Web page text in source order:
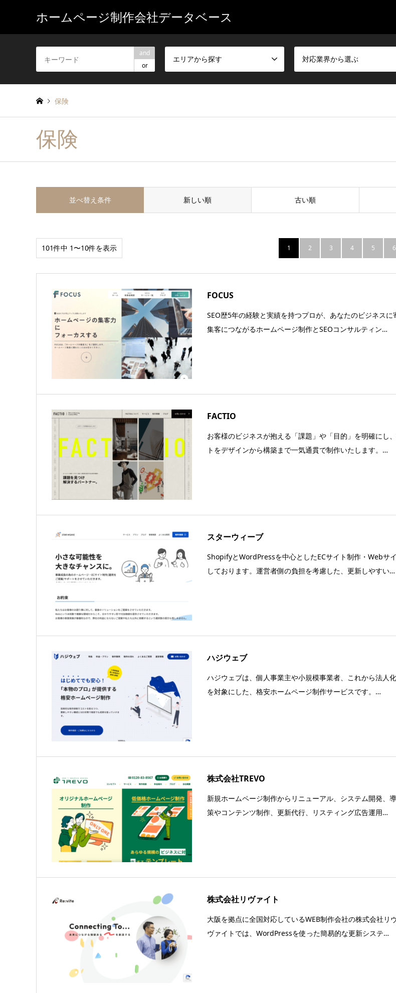
ホームページ制作会社データベース
and
or
エリアから探す 対応業界から選ぶ
保険
保険
並べ替え条件 新しい順 古い順
101件中 1〜10件を表示 1 2 3 4 5 6
FOCUS
SEO歴5年の経験と実績を持つプロが、あなたのビジネスに
集客につながるホームページ制作とSEOコンサルティン…
FACTIO
お客様のビジネスが抱える「課題」や「目的」を明確にし
トをデザインから構築まで一気通貫で制作いたします。…
スターウィーブ
ShopifyとWordPressを中心としたECサイト制作・Webサ
しております。運営者側の負担を考慮した、更新しやすい…
ハジウェブ
ハジウェブは、個人事業主や小規模事業者、これから法人
を対象にした、格安ホームページ制作サービスです。…
株式会社TREVO
新規ホームページ制作からリニューアル、システム開発、
策やコンテンツ制作、更新代行、リスティング広告運用…
株式会社リヴァイト
大阪を拠点に全国対応しているWEB制作会社の株式会社リ
ヴァイトでは、WordPressを使った簡易的な更新システ…